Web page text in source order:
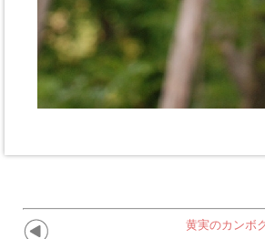
黄実のカンボ